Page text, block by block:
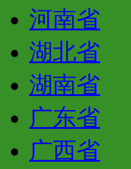
河南省
湖北省
湖南省
广东省
广西省